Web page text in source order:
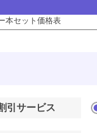
本セット価格表
引サービス